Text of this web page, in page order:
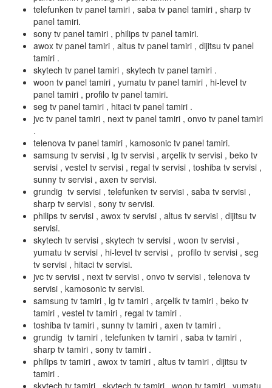
telefunken tv panel tamiri , saba tv panel tamiri , sharp tv
panel tamiri.
sony tv panel tamiri , philips tv panel tamiri.
awox tv panel tamiri , altus tv panel tamiri , dijitsu tv panel
tamiri .
skytech tv panel tamiri , skytech tv panel tamiri .
woon tv panel tamiri , yumatu tv panel tamiri , hi-level tv
panel tamiri , profilo tv panel tamiri.
seg tv panel tamiri , hitaci tv panel tamiri .
jvc tv panel tamiri , next tv panel tamiri , onvo tv panel tamiri
.
telenova tv panel tamiri , kamosonic tv panel tamiri.
samsung tv servisi , lg tv servisi , arçelik tv servisi , beko tv
servisi , vestel tv servisi , regal tv servisi , toshiba tv servisi ,
sunny tv servisi , axen tv servisi.
grundig tv servisi , telefunken tv servisi , saba tv servisi ,
sharp tv servisi , sony tv servisi.
philips tv servisi , awox tv servisi , altus tv servisi , dijitsu tv
servisi.
skytech tv servisi , skytech tv servisi , woon tv servisi ,
yumatu tv servisi , hi-level tv servisi , profilo tv servisi , seg
tv servisi , hitaci tv servisi.
jvc tv servisi , next tv servisi , onvo tv servisi , telenova tv
servisi , kamosonic tv servisi.
samsung tv tamiri , lg tv tamiri , arçelik tv tamiri , beko tv
tamiri , vestel tv tamiri , regal tv tamiri .
toshiba tv tamiri , sunny tv tamiri , axen tv tamiri .
grundig tv tamiri , telefunken tv tamiri , saba tv tamiri ,
sharp tv tamiri , sony tv tamiri .
philips tv tamiri , awox tv tamiri , altus tv tamiri , dijitsu tv
tamiri .